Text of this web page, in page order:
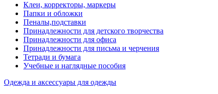
Клеи, корректоры, маркеры
Папки и обложки
Пеналы,подставки
Принадлежности для детского творчества
Принадлежности для офиса
Принадлежности для письма и черчения
Тетради и бумага
Учебные и наглядные пособия
Одежда и аксессуары для одежды